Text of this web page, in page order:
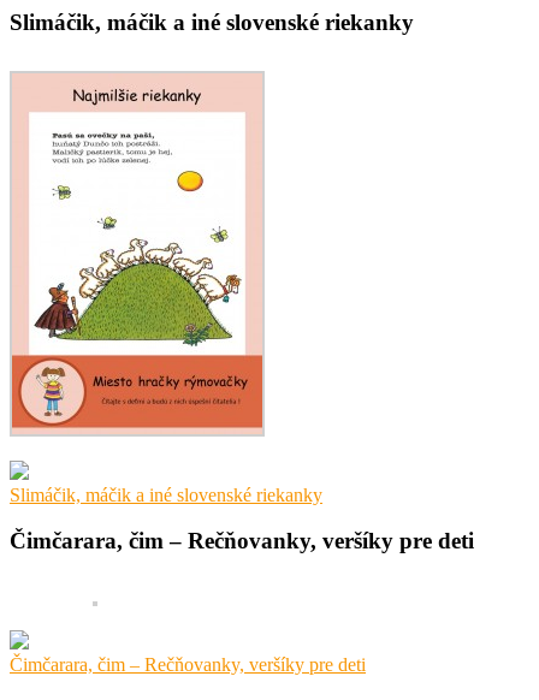
Slimáčik, máčik a iné slovenské riekanky
Slimáčik, máčik a iné slovenské riekanky
Čimčarara, čim – Rečňovanky, veršíky pre deti
Čimčarara, čim – Rečňovanky, veršíky pre deti